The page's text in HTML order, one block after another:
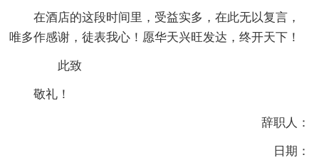
在酒店的这段时间里，受益实多，在此无以复言，
唯多作感谢，徒表我心！愿华天兴旺发达，终开天下！
此致
敬礼！
辞职人：
日期：